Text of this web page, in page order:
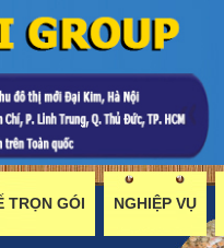
TRỌN GÓI NGHIỆP VỤ